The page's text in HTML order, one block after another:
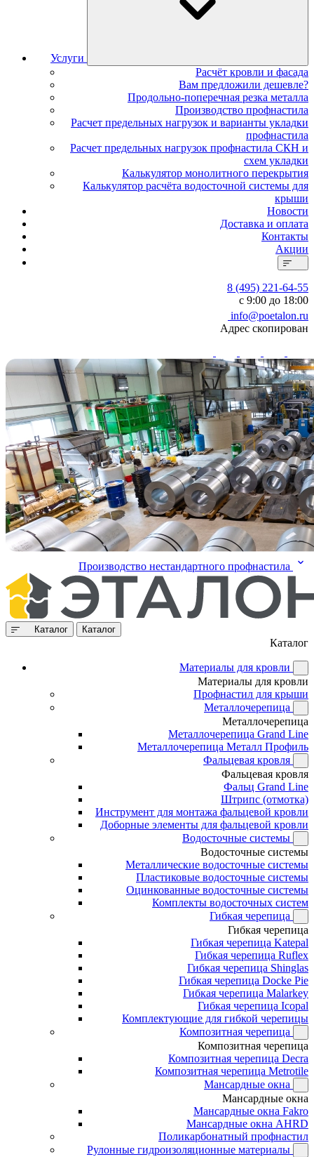
Услуги
Расчёт кровли и фасада
Вам предложили дешевле?
Продольно-поперечная резка металла
Производство профнастила
Расчет предельных нагрузок и варианты укладки
профнастила
Расчет предельных нагрузок профнастила СКН и
схем укладки
Калькулятор монолитного перекрытия
Калькулятор расчёта водосточной системы для
крыши
Новости
Доставка и оплата
Контакты
Акции
8 (495) 221-64-55
с 9:00 до 18:00
info@poetalon.ru
Адрес скопирован
Производство нестандартного профнастила
Каталог Каталог
Каталог
Материалы для кровли
Материалы для кровли
Профнастил для крыши
Металлочерепица
Металлочерепица
Металлочерепица Grand Line
Металлочерепица Металл Профиль
Фальцевая кровля
Фальцевая кровля
Фальц Grand Line
Штрипс (отмотка)
Инструмент для монтажа фальцевой кровли
Доборные элементы для фальцевой кровли
Водосточные системы
Водосточные системы
Металлические водосточные системы
Пластиковые водосточные системы
Оцинкованные водосточные системы
Комплекты водосточных систем
Гибкая черепица
Гибкая черепица
Гибкая черепица Katepal
Гибкая черепица Ruflex
Гибкая черепица Shinglas
Гибкая черепица Docke Pie
Гибкая черепица Malarkey
Гибкая черепица Icopal
Комплектующие для гибкой черепицы
Композитная черепица
Композитная черепица
Композитная черепица Decra
Композитная черепица Metrotile
Мансардные окна
Мансардные окна
Мансардные окна Fakro
Мансардные окна AHRD
Поликарбонатный профнастил
Рулонные гидроизоляционные материалы